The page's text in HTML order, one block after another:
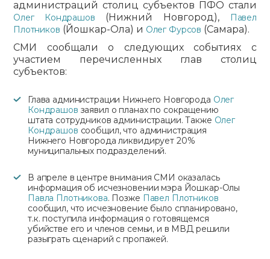
администраций столиц субъектов ПФО стали
Олег Кондрашов (Нижний Новгород),
Павел
Плотников (Йошкар-Ола) и Олег Фурсов (Самара).
СМИ сообщали о следующих событиях с
участием перечисленных глав столиц
субъектов:
Глава администрации Нижнего Новгорода Олег
Кондрашов заявил о планах по сокращению
штата сотрудников администрации. Также Олег
Кондрашов сообщил, что администрация
Нижнего Новгорода ликвидирует 20%
муниципальных подразделений.
В апреле в центре внимания СМИ оказалась
информация об исчезновении мэра Йошкар-Олы
Павла Плотникова. Позже Павел Плотников
сообщил, что исчезновение было спланировано,
т.к. поступила информация о готовящемся
убийстве его и членов семьи, и в МВД решили
разыграть сценарий с пропажей.